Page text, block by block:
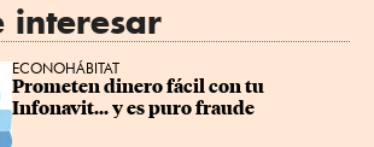
interesar
ECONOHÁBITAT
Prometen dinero fácil con tu
Infonavit... y es puro fraude